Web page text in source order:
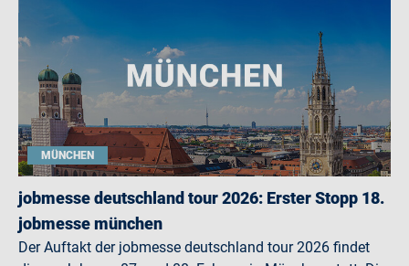
MÜNCHEN
jobmesse deutschland tour 2026: Erster Stopp 18.
jobmesse münchen
Der Auftakt der jobmesse deutschland tour 2026 findet